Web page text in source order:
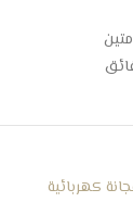
كهربائية